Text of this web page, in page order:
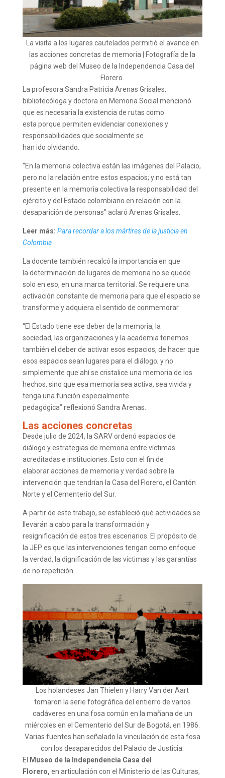
La visita a los lugares cautelados permitió el avance en
las acciones concretas de memoria | Fotografía de la
página web del Museo de la Independencia Casa del
Florero.
La profesora Sandra Patricia Arenas Grisales,
bibliotecóloga y doctora en Memoria Social mencionó
que es necesaria la existencia de rutas como
esta porque permiten evidenciar conexiones y
responsabilidades que socialmente se
han ido olvidando.
“En la memoria colectiva están las imágenes del Palacio,
pero no la relación entre estos espacios; y no está tan
presente en la memoria colectiva la responsabilidad del
ejército y del Estado colombiano en relación con la
desaparición de personas” aclaró Arenas Grisales.
Leer más: Para recordar a los mártires de la justicia en
Colombia
La docente también recalcó la importancia en que
la determinación de lugares de memoria no se quede
solo en eso, en una marca territorial. Se requiere una
activación constante de memoria para que el espacio se
transforme y adquiera el sentido de conmemorar.
“El Estado tiene ese deber de la memoria, la
sociedad, las organizaciones y la academia tenemos
también el deber de activar esos espacios, de hacer que
esos espacios sean lugares para el diálogo; y no
simplemente que ahí se cristalice una memoria de los
hechos, sino que esa memoria sea activa, sea vivida y
tenga una función especialmente
pedagógica” reflexionó Sandra Arenas.
Las acciones concretas
Desde julio de 2024, la SARV ordenó espacios de
diálogo y estrategias de memoria entre víctimas
acreditadas e instituciones. Esto con el fin de
elaborar acciones de memoria y verdad sobre la
intervención que tendrían la Casa del Florero, el Cantón
Norte y el Cementerio del Sur.
A partir de este trabajo, se estableció qué actividades se
llevarán a cabo para la transformación y
resignificación de estos tres escenarios. El propósito de
la JEP es que las intervenciones tengan como enfoque
la verdad, la dignificación de las víctimas y las garantías
de no repetición.
Los holandeses Jan Thielen y Harry Van der Aart
tomaron la serie fotográfica del entierro de varios
cadáveres en una fosa común en la mañana de un
miércoles en el Cementerio del Sur de Bogotá, en 1986.
Varias fuentes han señalado la vinculación de esta fosa
con los desaparecidos del Palacio de Justicia.
El
Museo de la Independencia Casa del
Florero, en articulación con el Ministerio de las Culturas,